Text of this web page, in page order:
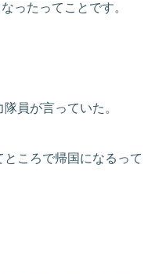
ったってことです。
員が言っていた。
ころで帰国になるって